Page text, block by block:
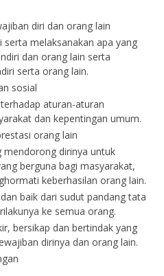
diri dan orang lain
serta melaksanakan apa yang
dan orang lain serta
serta orang lain.
sosial
aturan-aturan
dan kepentingan umum.
orang lain
mendorong dirinya untuk
berguna bagi masyarakat,
keberhasilan orang lain.
baik dari sudut pandang tata
ke semua orang.
bersikap dan bertindak yang
dirinya dan orang lain.